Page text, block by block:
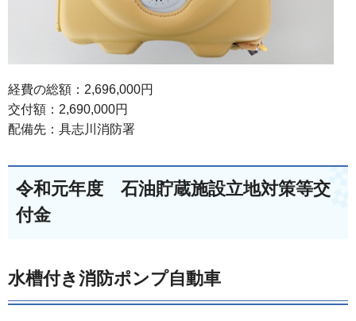
経費の総額：2,696,000円
交付額：2,690,000円
配備先：具志川消防署
令和元年度 石油貯蔵施設立地対策等交
付金
水槽付き消防ポンプ自動車